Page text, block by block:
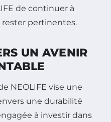
de continuer à
rester pertinentes.
UN AVENIR
NEOLIFE vise une
une durabilité
à investir dans